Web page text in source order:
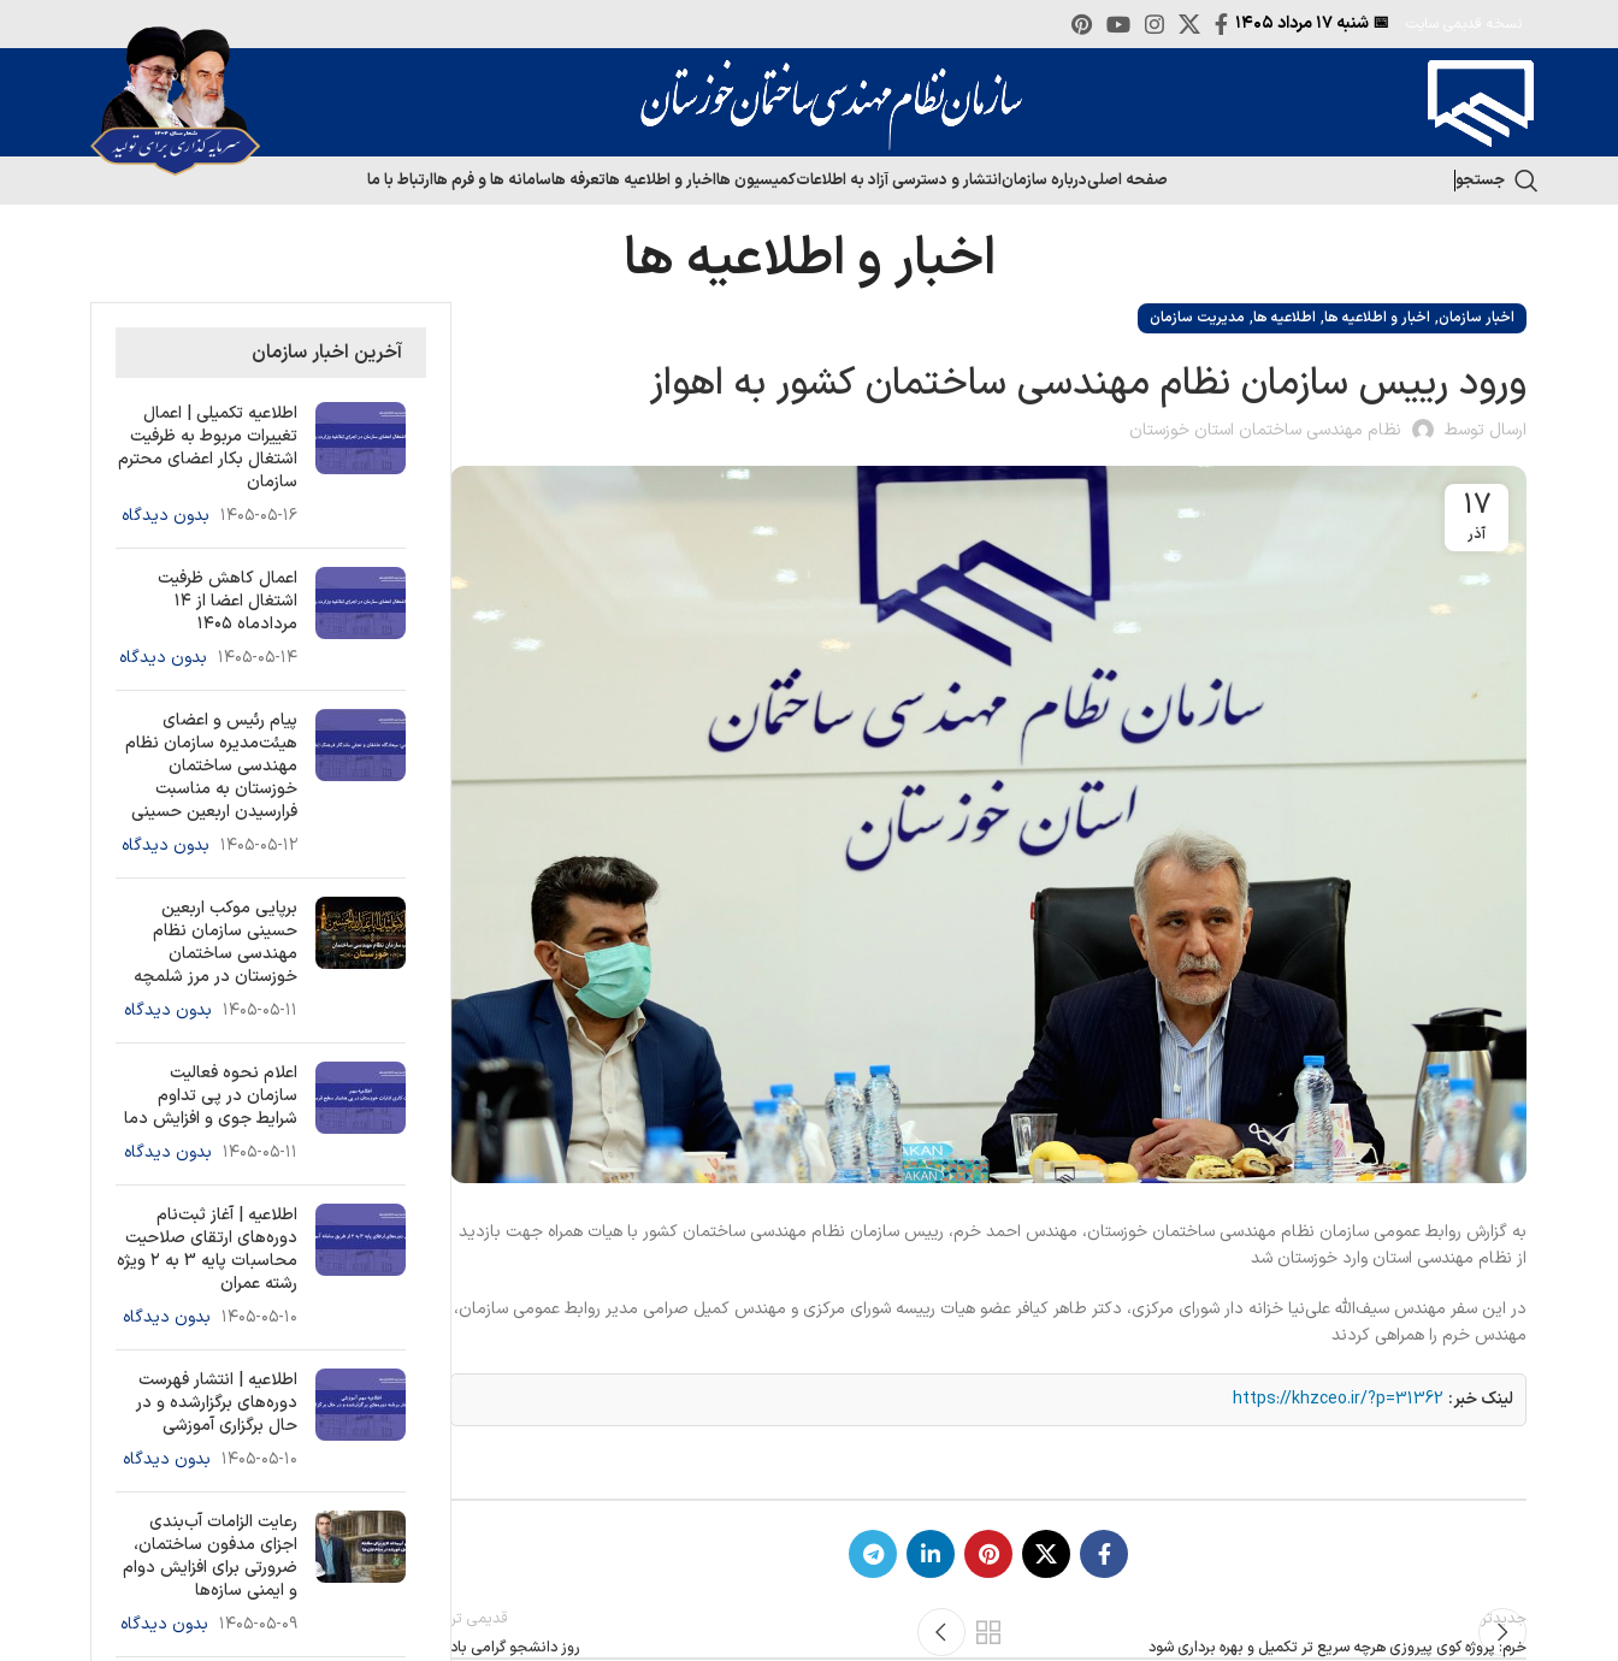
📅 شنبه
جستجو صفحه اصلیدرباره سازمانانتشار و دسترسی آزاد به اطلاعاتکمیسیون هااخبار و اطلاعیه هاتعرفه هاسامانه ها و فرم هاارتباط با ما
اخبار و اطلاعیه ها
اخبار سازمان, اخبار و اطلاعیه ها, اطلاعیه ها, مدیریت سازمان
ورود رییس سازمان نظام مهندسی ساختمان کشور به اهواز
ارسال توسط نظام مهندسی ساختمان استان خوزستان
17
آذر
به گزارش روابط عمومی سازمان نظام مهندسی ساختمان خوزستان، مهندس احمد خرم، رییس سازمان نظام مهندسی ساختمان کشور با هیات همراه جهت بازدید
از نظام مهندسی استان وارد خوزستان شد
در این سفر مهندس سیف‌الله علی‌نیا خزانه دار شورای مرکزی، دکتر طاهر کیافر عضو هیات رییسه شورای مرکزی و مهندس کمیل صرامی مدیر روابط عمومی سازمان،
مهندس خرم را همراهی کردند
لینک خبر: https://khzceo.ir/?p=31362
جدیدتر
خرم: پروژه کوی پیروزی هرچه سریع تر تکمیل و بهره برداری شود
قدیمی تر
روز دانشجو گرامی باد
آخرین اخبار سازمان
اطلاعیه تکمیلی | اعمال
تغییرات مربوط به ظرفیت
اشتغال بکار اعضای محترم
سازمان
۱۴۰۵-۰۵-۱۶ بدون دیدگاه
اعمال کاهش ظرفیت
اشتغال اعضا از ۱۴
مردادماه ۱۴۰۵
۱۴۰۵-۰۵-۱۴ بدون دیدگاه
پیام رئیس و اعضای
هیئت‌مدیره سازمان نظام
مهندسی ساختمان
خوزستان به مناسبت
فرارسیدن اربعین حسینی
۱۴۰۵-۰۵-۱۲ بدون دیدگاه
برپایی موکب اربعین
حسینی سازمان نظام
مهندسی ساختمان
خوزستان در مرز شلمچه
۱۴۰۵-۰۵-۱۱ بدون دیدگاه
اعلام نحوه فعالیت
سازمان در پی تداوم
شرایط جوی و افزایش دما
۱۴۰۵-۰۵-۱۱ بدون دیدگاه
اطلاعیه | آغاز ثبت‌نام
دوره‌های ارتقای صلاحیت
محاسبات پایه 3 به ۲ ویژه
رشته عمران
۱۴۰۵-۰۵-۱۰ بدون دیدگاه
اطلاعیه | انتشار فهرست
دوره‌های برگزارشده و در
حال برگزاری آموزشی
۱۴۰۵-۰۵-۱۰ بدون دیدگاه
رعایت الزامات آب‌بندی
اجزای مدفون ساختمان،
ضرورتی برای افزایش دوام
و ایمنی سازه‌ها
۱۴۰۵-۰۵-۰۹ بدون دیدگاه